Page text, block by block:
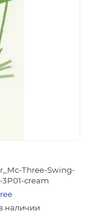
Three-Swing-
3P01-cream
наличии